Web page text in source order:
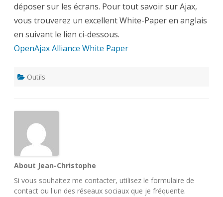
déposer sur les écrans. Pour tout savoir sur Ajax,
vous trouverez un excellent White-Paper en anglais
en suivant le lien ci-dessous.
OpenAjax Alliance White Paper
Outils
About Jean-Christophe
Si vous souhaitez me contacter, utilisez le formulaire de
contact ou l'un des réseaux sociaux que je fréquente.